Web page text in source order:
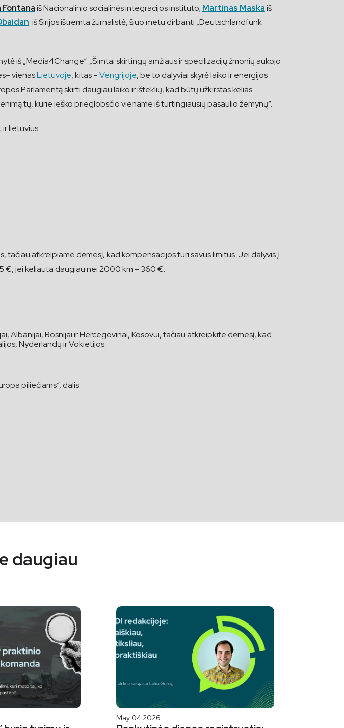
Fontanaiš Nacionalinio socialinės integracijos instituto; Martinas Maskaiš
iš Sirijos ištremta žurnalistė, šiuo metu dirbanti „Deutschlandfunk
iš „Media4Change“. „Šimtai skirtingų amžiaus ir specilizacijų žmonių aukojo
vienasLietuvoje, kitas –Vengrijoje, be to dalyviai skyrė laiko ir energijos
Parlamentą skirti daugiau laiko ir išteklių, kad būtų užkirstas kelias
tų, kurie ieško prieglobsčio viename iš turtingiausių pasaulio žemynų“.
lietuvius.
atkreipiame dėmesį, kad kompensacijos turi savus limitus. Jei dalyvis į
€, jei keliauta daugiau nei 2000 km – 360 €.
Albanijai, Bosnijai ir Hercegovinai, Kosovui, tačiau atkreipkite dėmesį, kad
Nyderlandų ir Vokietijos.
piliečiams“, dalis.
daugiau
May 04 2026